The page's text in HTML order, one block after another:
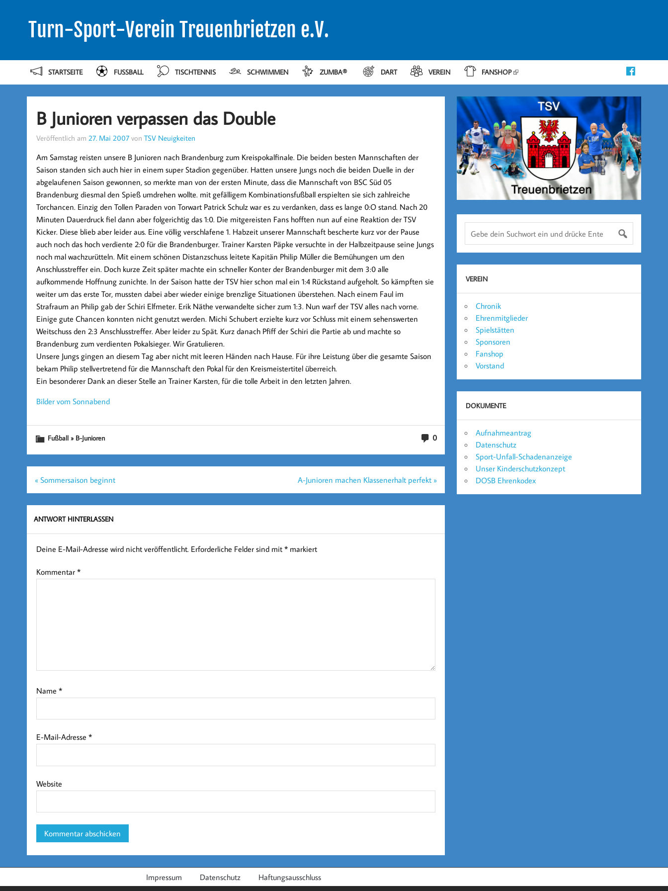
Turn-Sport-Verein Treuenbrietzen e.V.
STARTSEITE FUSSBALL TISCHTENNIS SCHWIMMEN ZUMBA® DART VEREIN FANSHOP
B Junioren verpassen das Double
Veröffentlich am 27. Mai 2007von TSV Neuigkeiten
Am Samstag reisten unsere B Junioren nach Brandenburg zum Kreispokalfinale. Die beiden besten Mannschaften der
Saison standen sich auch hier in einem super Stadion gegenüber. Hatten unsere Jungs noch die beiden Duelle in der
abgelaufenen Saison gewonnen, so merkte man von der ersten Minute, dass die Mannschaft von BSC Süd 05
Brandenburg diesmal den Spieß umdrehen wollte. mit gefälligem Kombinationsfußball erspielten sie sich zahlreiche
Torchancen. Einzig den Tollen Paraden von Torwart Patrick Schulz war es zu verdanken, dass es lange 0:O stand. Nach 20
Minuten Dauerdruck fiel dann aber folgerichtig das 1:0. Die mitgereisten Fans hofften nun auf eine Reaktion der TSV
Kicker. Diese blieb aber leider aus. Eine völlig verschlafene 1. Habzeit unserer Mannschaft bescherte kurz vor der Pause
auch noch das hoch verdiente 2:0 für die Brandenburger. Trainer Karsten Päpke versuchte in der Halbzeitpause seine Jungs
noch mal wachzurütteln. Mit einem schönen Distanzschuss leitete Kapitän Philip Müller die Bemühungen um den
Anschlusstreffer ein. Doch kurze Zeit später machte ein schneller Konter der Brandenburger mit dem 3:0 alle
aufkommende Hoffnung zunichte. In der Saison hatte der TSV hier schon mal ein 1:4 Rückstand aufgeholt. So kämpften sie
weiter um das erste Tor, mussten dabei aber wieder einige brenzlige Situationen überstehen. Nach einem Faul im
Strafraum an Philip gab der Schiri Elfmeter. Erik Näthe verwandelte sicher zum 1:3. Nun warf der TSV alles nach vorne.
Einige gute Chancen konnten nicht genutzt werden. Michi Schubert erzielte kurz vor Schluss mit einem sehenswerten
Weitschuss den 2:3 Anschlusstreffer. Aber leider zu Spät. Kurz danach Pfiff der Schiri die Partie ab und machte so
Brandenburg zum verdienten Pokalsieger. Wir Gratulieren.
Unsere Jungs gingen an diesem Tag aber nicht mit leeren Händen nach Hause. Für ihre Leistung über die gesamte Saison
bekam Philip stellvertretend für die Mannschaft den Pokal für den Kreismeistertitel überreich.
Ein besonderer Dank an dieser Stelle an Trainer Karsten, für die tolle Arbeit in den letzten Jahren.
Bilder vom Sonnabend
0
Fußball » B-Junioren
Beitragsnavigation
« Sommersaison beginnt A-Junioren machen Klassenerhalt perfekt »
ANTWORT HINTERLASSEN
Deine E-Mail-Adresse wird nicht veröffentlicht. Erforderliche Felder sind mit *markiert
Kommentar *
Name *
E-Mail-Adresse *
Website
VEREIN
Chronik
Ehrenmitglieder
Spielstätten
Sponsoren
Fanshop
Vorstand
DOKUMENTE
Aufnahmeantrag
Datenschutz
Sport-Unfall-Schadenanzeige
Unser Kinderschutzkonzept
DOSB Ehrenkodex
Impressum Datenschutz Haftungsausschluss